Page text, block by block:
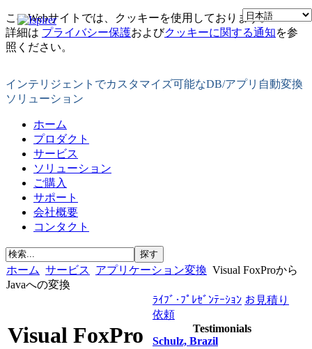
このWebサイトでは、クッキーを使用しております。
詳細は プライバシー保護およびクッキーに関する通知を参
照ください。
インテリジェントでカスタマイズ可能なDB/アプリ自動変換
ソリューション
ホーム
プロダクト
サービス
ソリューション
ご購入
サポート
会社概要
コンタクト
ホーム サービス アプリケーション変換 Visual FoxProから
Javaへの変換
Visual FoxPro
ﾗｲﾌﾞ･ﾌﾟﾚｾﾞﾝﾃｰｼｮﾝ お見積り
依頼
Testimonials
Schulz, Brazil